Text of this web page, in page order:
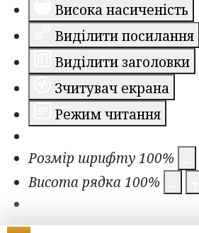
Висока насиченість
Виділити посилання
Виділити заголовки
Зчитувач екрана
Режим читання
Розмір шрифту100%
Висота рядка100%